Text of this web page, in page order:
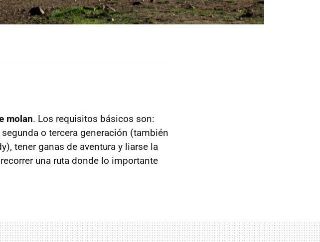
molan. Los requisitos básicos son:
o tercera generación (también
tener ganas de aventura y liarse la
una ruta donde lo importante